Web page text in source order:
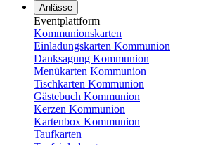
Anlässe
Eventplattform
Kommunionskarten
Einladungskarten Kommunion
Danksagung Kommunion
Menükarten Kommunion
Tischkarten Kommunion
Gästebuch Kommunion
Kerzen Kommunion
Kartenbox Kommunion
Taufkarten